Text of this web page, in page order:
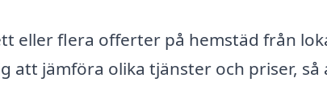
eller flera offerter på hemstäd från
jämföra olika tjänster och priser, så